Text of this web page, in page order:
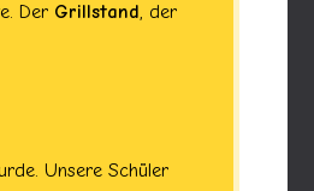
Der Grillstand, der
Unsere Schüler